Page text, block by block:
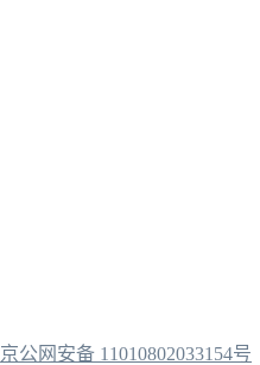
京公网安备 11010802033154号